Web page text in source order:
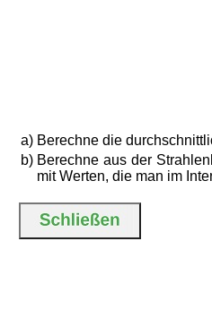
a) Berechne die
b) Berechne aus der
mit Werten, die man im